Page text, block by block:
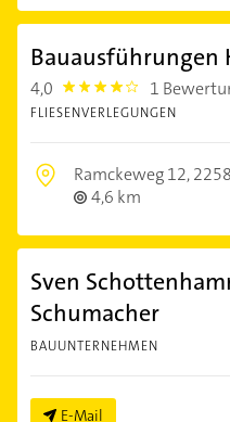
Bauausführungen
4,0 4.0 1
FLIESENVERLEGUNGEN
Ramckeweg 12,
4,6 km
Sven
Schumacher
BAUUNTERNEHMEN
E-Mail